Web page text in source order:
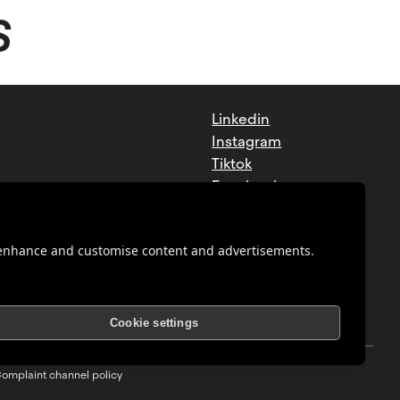
Linkedin
Instagram
Tiktok
Facebook
channel policy
and customise content and advertisements.
Cookie settings